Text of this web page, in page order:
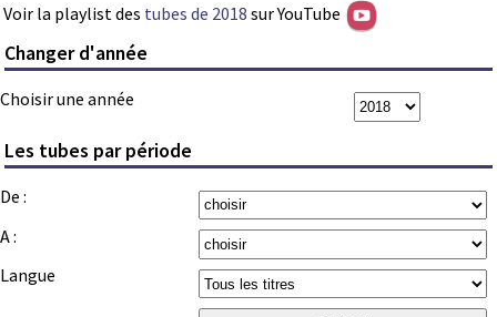
Voir la playlist des tubes de 2018 sur YouTube
Changer d'année
Choisir une année
Les tubes par période
De :
A :
Langue